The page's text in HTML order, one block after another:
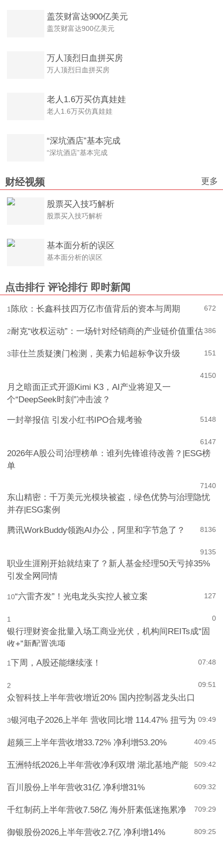
盖茨财富达900亿美元
盖茨财富达900亿美元
万人顶烈日血拼买房
万人顶烈日血拼买房
老人1.6万买仿真娃娃
老人1.6万买仿真娃娃
“深坑酒店”基本完成
“深坑酒店”基本完成
财经视频 更多
股票买入技巧解析
股票买入技巧解析
基本面分析的误区
基本面分析的误区
点击排行 评论排行 即时新闻
672
1陈欣：长鑫科技四万亿市值背后的资本与周期
386
2耐克“收权运动”：一场针对经销商的产业链价值重估
151
3菲仕兰质疑澳门检测，美素力铅超标争议升级
150
4
月之暗面正式开源Kimi K3，AI产业将迎又一
个“DeepSeek时刻”冲击波？
148
5
一封举报信 引发小红书IPO合规考验
147
6
2026年A股公司治理榜单：谁列先锋谁待改善？|ESG榜
单
140
7
东山精密：千万美元光模块被盗，绿色优势与治理隐忧
并存|ESG案例
136
8
腾讯WorkBuddy领跑AI办公，阿里和字节急了？
135
9
职业生涯刚开始就结束了？新人基金经理50天亏掉35%
引发全网同情
127
10 “六雷齐发”！光电龙头实控人被立案
0
1
银行理财资金批量入场工商业光伏，机构间REITs成“固
收+”新配置选项
07:48
1 下周，A股还能继续涨！
09:51
2
众智科技上半年营收增近20% 国内控制器龙头出口
09:49
3银河电子2026上半年 营收同比增 114.47% 扭亏为
09:45
4
超频三上半年营收增33.72% 净利增53.20%
09:42
5
五洲特纸2026上半年营收净利双增 湖北基地产能
09:32
6
百川股份上半年营收31亿 净利增31%
09:29
7
千红制药上半年营收7.58亿 海外肝素低迷拖累净
09:25
8
御银股份2026上半年营收2.7亿 净利增14%